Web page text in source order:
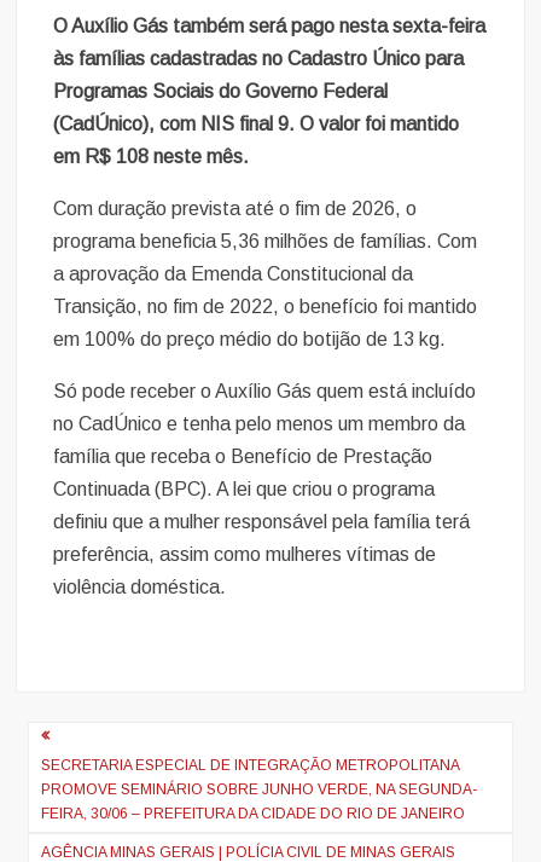
O Auxílio Gás também será pago nesta sexta-feira
às famílias cadastradas no Cadastro Único para
Programas Sociais do Governo Federal
(CadÚnico), com NIS final 9. O valor foi mantido
em R$ 108 neste mês.
Com duração prevista até o fim de 2026, o
programa beneficia 5,36 milhões de famílias. Com
a aprovação da Emenda Constitucional da
Transição, no fim de 2022, o benefício foi mantido
em 100% do preço médio do botijão de 13 kg.
Só pode receber o Auxílio Gás quem está incluído
no CadÚnico e tenha pelo menos um membro da
família que receba o Benefício de Prestação
Continuada (BPC). A lei que criou o programa
definiu que a mulher responsável pela família terá
preferência, assim como mulheres vítimas de
violência doméstica.
Navegação
de
artigos
SECRETARIA ESPECIAL DE INTEGRAÇÃO METROPOLITANA
PROMOVE SEMINÁRIO SOBRE JUNHO VERDE, NA SEGUNDA-
FEIRA, 30/06 – PREFEITURA DA CIDADE DO RIO DE JANEIRO
AGÊNCIA MINAS GERAIS | POLÍCIA CIVIL DE MINAS GERAIS